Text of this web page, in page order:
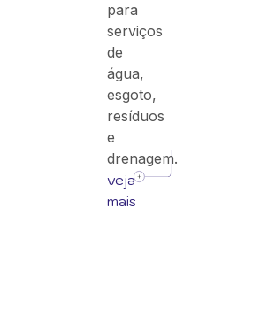
para
serviços
de
água,
esgoto,
resíduos
e
drenagem.
veja
mais